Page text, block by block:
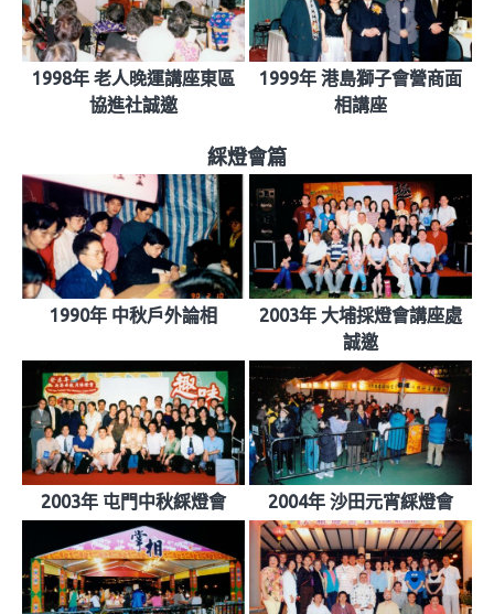
1998年 老人晚運講座東區
協進社誠邀
1999年 港島獅子會營商面
相講座
綵燈會篇
1990年 中秋戶外論相
2003年 大埔採燈會講座處
誠邀
2003年 屯門中秋綵燈會 2004年 沙田元宵綵燈會